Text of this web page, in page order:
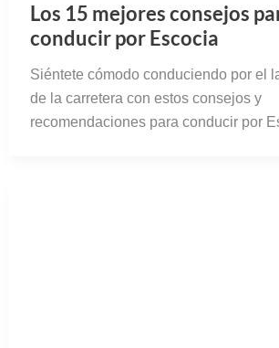
Los 15 mejores consejos
conducir por Escocia
Siéntete cómodo conduciendo por el
de la carretera con estos consejos y
recomendaciones para conducir por